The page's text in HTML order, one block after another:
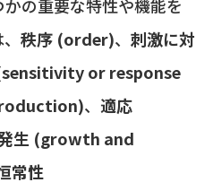
の重要な特性や機能を
秩序 (order)、 刺激に対
or response
、 適応
生 (growth and
常性